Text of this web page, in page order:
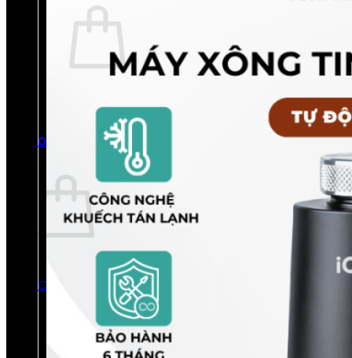
Quay trở lại cửa hàng
0
Giỏ hàng
Chưa có sản phẩm trong giỏ hàng.
Quay trở lại cửa hàng